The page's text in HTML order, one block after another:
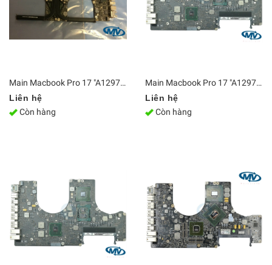
Main Macbook Pro 17 "A1297 i7 2011 820-2914-B
Liên hệ
Còn hàng
Main Macbook Pro 17 "A1297 i7-620M 2010 820-2849-A
Liên hệ
Còn hàng